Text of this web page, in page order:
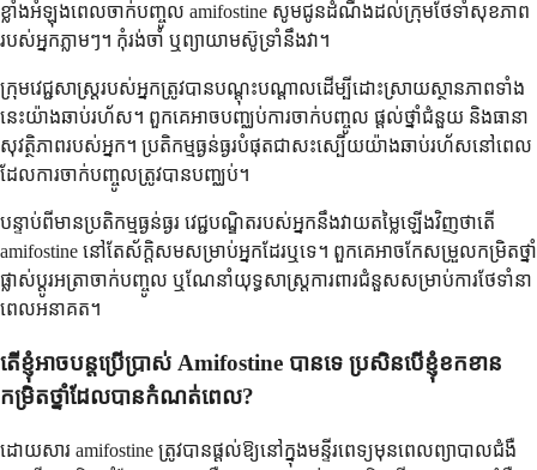
ខ្លាំងអំឡុងពេលចាក់បញ្ចូល amifostine សូមជូនដំណឹងដល់ក្រុមថែទាំសុខភាព
របស់អ្នកភ្លាមៗ។ កុំរង់ចាំ ឬព្យាយាមស៊ូទ្រាំនឹងវា។
ក្រុមវេជ្ជសាស្រ្តរបស់អ្នកត្រូវបានបណ្តុះបណ្តាលដើម្បីដោះស្រាយស្ថានភាពទាំង
នេះយ៉ាងឆាប់រហ័ស។ ពួកគេអាចបញ្ឈប់ការចាក់បញ្ចូល ផ្តល់ថ្នាំជំនួយ និងធានា
សុវត្ថិភាពរបស់អ្នក។ ប្រតិកម្មធ្ងន់ធ្ងរបំផុតជាសះស្បើយយ៉ាងឆាប់រហ័សនៅពេល
ដែលការចាក់បញ្ចូលត្រូវបានបញ្ឈប់។
បន្ទាប់ពីមានប្រតិកម្មធ្ងន់ធ្ងរ វេជ្ជបណ្ឌិតរបស់អ្នកនឹងវាយតម្លៃឡើងវិញថាតើ
amifostine នៅតែស័ក្តិសមសម្រាប់អ្នកដែរឬទេ។ ពួកគេអាចកែសម្រួលកម្រិតថ្នាំ
ផ្លាស់ប្តូរអត្រាចាក់បញ្ចូល ឬណែនាំយុទ្ធសាស្ត្រការពារជំនួសសម្រាប់ការថែទាំនា
ពេលអនាគត។
តើខ្ញុំអាចបន្តប្រើប្រាស់ Amifostine បានទេ ប្រសិនបើខ្ញុំខកខាន
កម្រិតថ្នាំដែលបានកំណត់ពេល?
ដោយសារ amifostine ត្រូវបានផ្តល់ឱ្យនៅក្នុងមន្ទីរពេទ្យមុនពេលព្យាបាលជំងឺ